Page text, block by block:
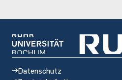
Datenschutz